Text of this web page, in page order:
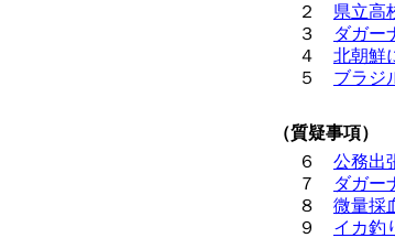
２ 県立高
３
ダガー
４ 北朝鮮
５ ブラジ
（質疑事項）
６ 公務出
７
ダガー
８ 微量採
９ イカ釣